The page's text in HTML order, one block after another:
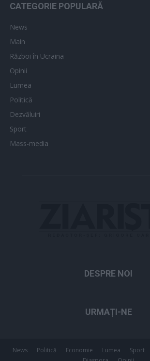
CATEGORIE POPULARĂ
News
Main
Război în Ucraina
Opinii
Lumea
Politică
Dezvăluiri
Sport
Mass-media
DESPRE NOI
URMAȚI-NE
News Politică Economie Lumea Sport